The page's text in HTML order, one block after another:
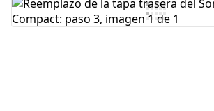
Agregar Comentario